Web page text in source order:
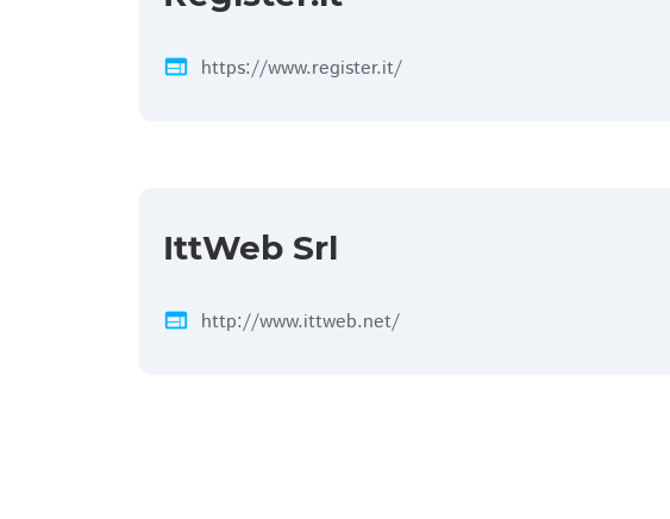
web https://www.register.it/
IttWeb Srl
web http://www.ittweb.net/